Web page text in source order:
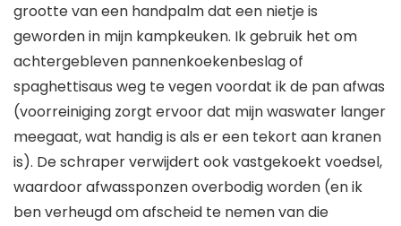
grootte van een handpalm dat een nietje is
geworden in mijn kampkeuken. Ik gebruik het om
achtergebleven pannenkoekenbeslag of
spaghettisaus weg te vegen voordat ik de pan afwas
(voorreiniging zorgt ervoor dat mijn waswater langer
meegaat, wat handig is als er een tekort aan kranen
is). De schraper verwijdert ook vastgekoekt voedsel,
waardoor afwassponzen overbodig worden (en ik
ben verheugd om afscheid te nemen van die